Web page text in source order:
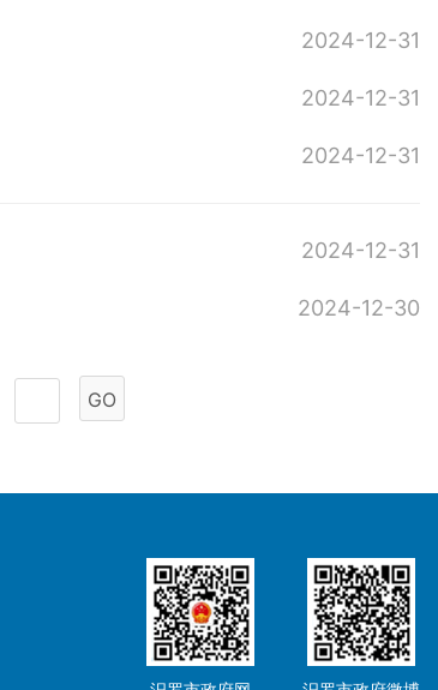
2024-12-31
2024-12-31
2024-12-31
2024-12-31
2024-12-30
GO